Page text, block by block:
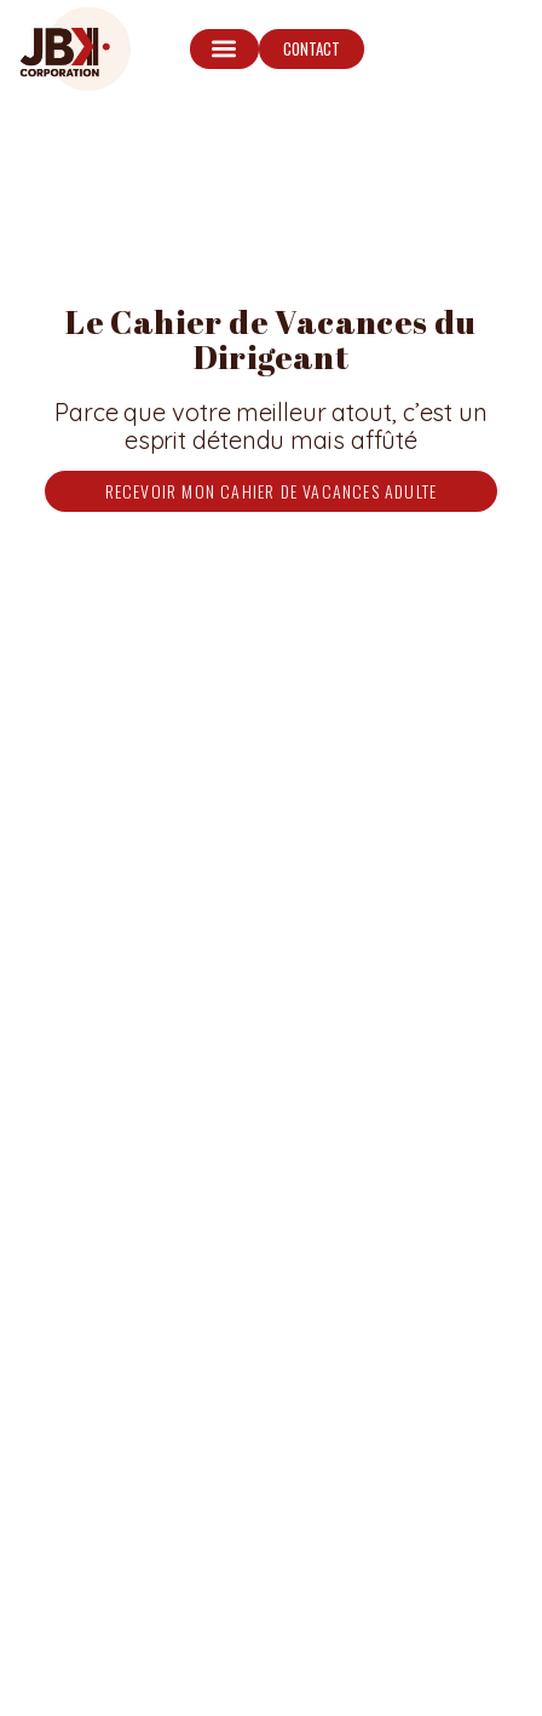
CONTACT
Le Cahier de Vacances du
Dirigeant
Parce que votre meilleur atout, c’est un
esprit détendu mais affûté
RECEVOIR MON CAHIER DE VACANCES ADULTE